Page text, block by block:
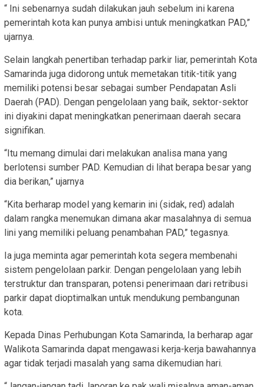
“ Ini sebenarnya sudah dilakukan jauh sebelum ini karena
pemerintah kota kan punya ambisi untuk meningkatkan PAD,”
ujarnya.
Selain langkah penertiban terhadap parkir liar, pemerintah Kota
Samarinda juga didorong untuk memetakan titik-titik yang
memiliki potensi besar sebagai sumber Pendapatan Asli
Daerah (PAD). Dengan pengelolaan yang baik, sektor-sektor
ini diyakini dapat meningkatkan penerimaan daerah secara
signifikan.
“Itu memang dimulai dari melakukan analisa mana yang
berlotensi sumber PAD. Kemudian di lihat berapa besar yang
dia berikan,” ujarnya
“Kita berharap model yang kemarin ini (sidak, red) adalah
dalam rangka menemukan dimana akar masalahnya di semua
lini yang memiliki peluang penambahan PAD,” tegasnya.
Ia juga meminta agar pemerintah kota segera membenahi
sistem pengelolaan parkir. Dengan pengelolaan yang lebih
terstruktur dan transparan, potensi penerimaan dari retribusi
parkir dapat dioptimalkan untuk mendukung pembangunan
kota.
Kepada Dinas Perhubungan Kota Samarinda, Ia berharap agar
Walikota Samarinda dapat mengawasi kerja-kerja bawahannya
agar tidak terjadi masalah yang sama dikemudian hari.